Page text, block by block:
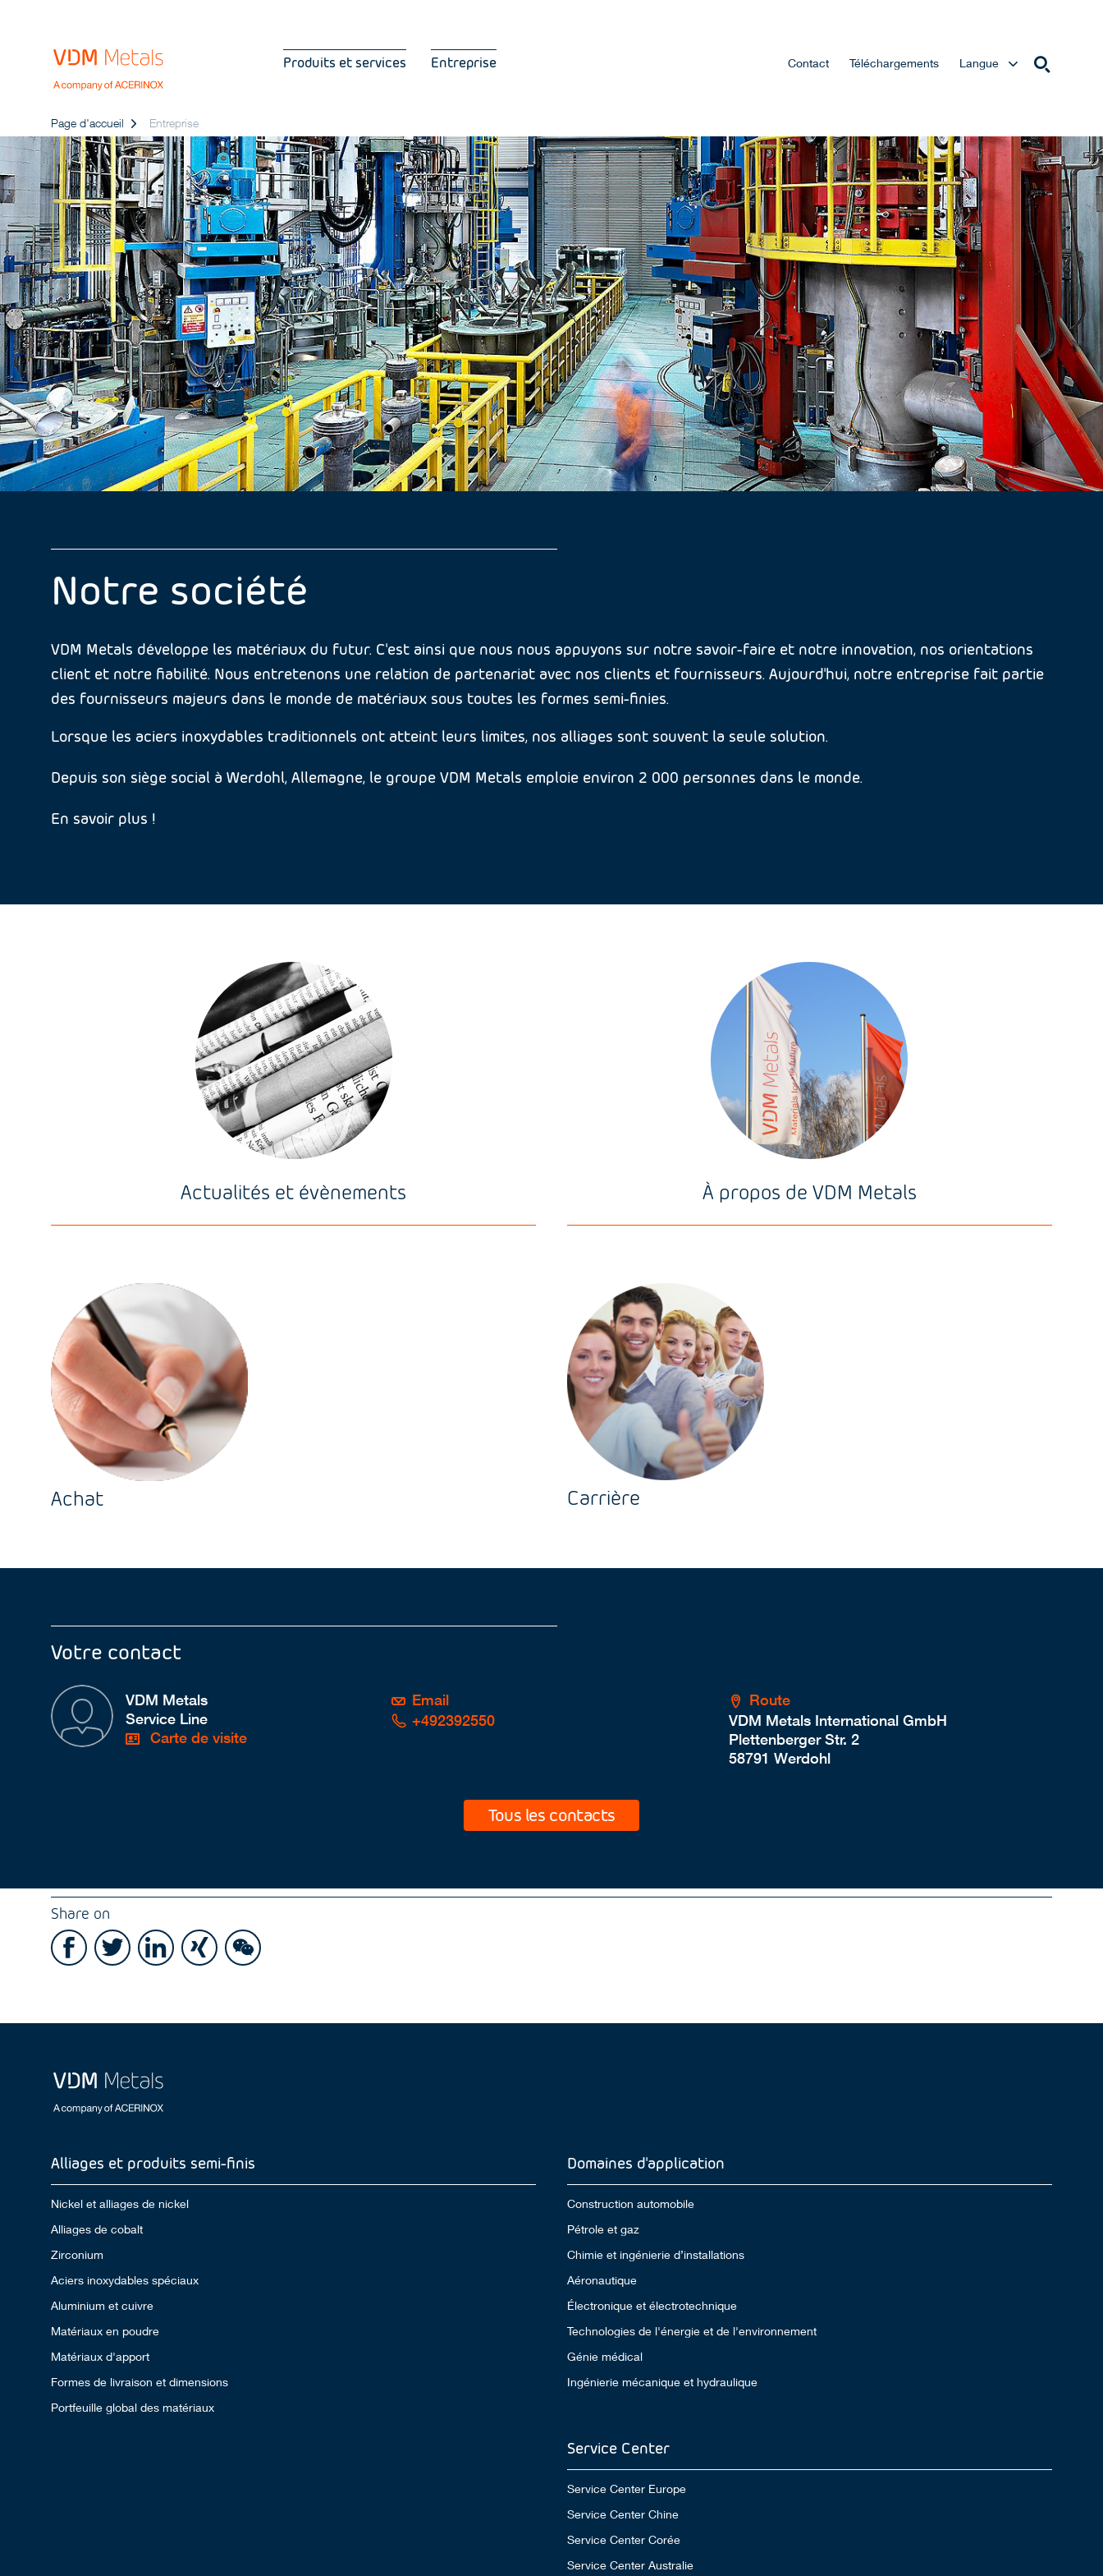
Produits et services Entreprise Contact Téléchargements Langue
Page d'accueil Entreprise
Notre société
VDM Metals développe les matériaux du futur. C'est ainsi que nous nous appuyons sur notre savoir-faire et notre innovation, nos orientations
client et notre fiabilité. Nous entretenons une relation de partenariat avec nos clients et fournisseurs. Aujourd'hui, notre entreprise fait partie
des fournisseurs majeurs dans le monde de matériaux sous toutes les formes semi-finies.
Lorsque les aciers inoxydables traditionnels ont atteint leurs limites, nos alliages sont souvent la seule solution.
Depuis son siège social à Werdohl, Allemagne, le groupe VDM Metals emploie environ 2 000 personnes dans le monde.
En savoir plus !
Actualités et évènements À propos de VDM Metals
Achat Carrière
Votre contact
VDM Metals
Service Line
Carte de visite
Route
VDM Metals International GmbH
Plettenberger Str. 2
58791 Werdohl
Email
+492392550
Tous les contacts
Share on
Alliages et produits semi-finis
Nickel et alliages de nickel
Alliages de cobalt
Zirconium
Aciers inoxydables spéciaux
Aluminium et cuivre
Matériaux en poudre
Matériaux d'apport
Formes de livraison et dimensions
Portfeuille global des matériaux
Domaines d'application
Construction automobile
Pétrole et gaz
Chimie et ingénierie d’installations
Aéronautique
Électronique et électrotechnique
Technologies de l'énergie et de l'environnement
Génie médical
Ingénierie mécanique et hydraulique
Service Center
Service Center Europe
Service Center Chine
Service Center Corée
Service Center Australie